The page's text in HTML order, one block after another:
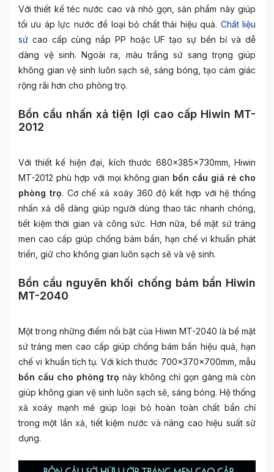
Với thiết kế téc nước cao và nhỏ gọn, sản phẩm này giúp
tối ưu áp lực nước để loại bỏ chất thải hiệu quả. Chất liệu
sứ cao cấp cùng nắp PP hoặc UF tạo sự bền bỉ và dễ
dàng vệ sinh. Ngoài ra, màu trắng sứ sang trọng giúp
không gian vệ sinh luôn sạch sẽ, sáng bóng, tạo cảm giác
rộng rãi hơn cho phòng trọ.
Bồn cầu nhấn xả tiện lợi cao cấp Hiwin MT-
2012
Với thiết kế hiện đại, kích thước 680x385x730mm, Hiwin
MT-2012 phù hợp với mọi không gian bồn cầu giá rẻ cho
phòng trọ. Cơ chế xả xoáy 360 độ kết hợp với hệ thống
nhấn xả dễ dàng giúp người dùng thao tác nhanh chóng,
tiết kiệm thời gian và công sức. Hơn nữa, bề mặt sứ tráng
men cao cấp giúp chống bám bẩn, hạn chế vi khuẩn phát
triển, giữ cho không gian luôn sạch sẽ và vệ sinh.
Bồn cầu nguyên khối chống bám bẩn Hiwin
MT-2040
Một trong những điểm nổi bật của Hiwin MT-2040 là bề mặt
sứ tráng men cao cấp giúp chống bám bẩn hiệu quả, hạn
chế vi khuẩn tích tụ. Với kích thước 700x370x700mm, mẫu
bồn cầu cho phòng trọ này không chỉ gọn gàng mà còn
giúp không gian vệ sinh luôn sạch sẽ, sáng bóng. Hệ thống
xả xoáy mạnh mẽ giúp loại bỏ hoàn toàn chất bẩn chỉ
trong một lần xả, tiết kiệm nước và nâng cao hiệu suất sử
dụng.